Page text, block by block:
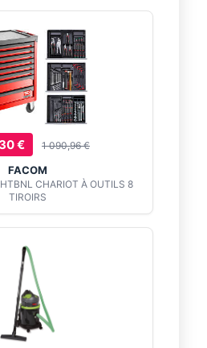
€ 1 090,96 €
FACOM
CHARIOT À OUTILS 8
TIROIRS